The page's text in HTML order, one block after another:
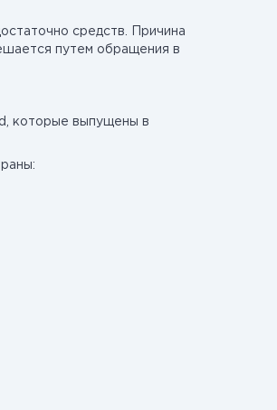
средств. Причина
путем обращения в
которые выпущены в